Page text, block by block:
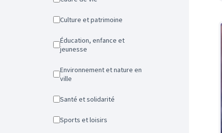
Culture et patrimoine
Éducation, enfance et
jeunesse
Environnement et nature en
ville
Santé et solidarité
Sports et loisirs